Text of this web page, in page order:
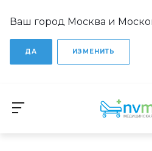
Ваш город Москва и
ДА ИЗМЕНИТЬ